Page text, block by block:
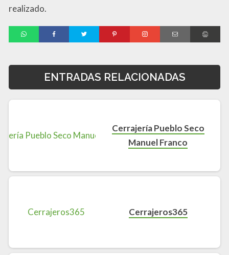
realizado.
ENTRADAS RELACIONADAS
Cerrajería Pueblo Seco
Manuel Franco
Cerrajeros365